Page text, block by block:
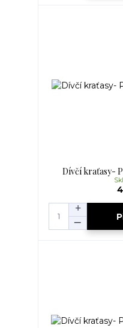
Dívčí kraťasy-